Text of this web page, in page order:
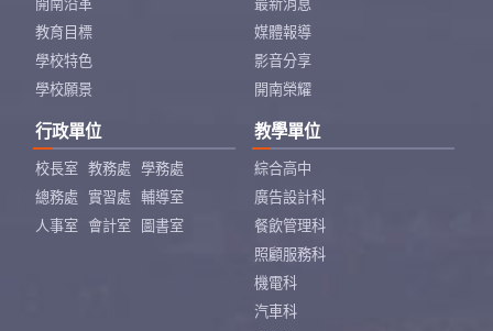
開南沿革
教育目標
學校特色
學校願景
最新消息
媒體報導
影音分享
開南榮耀
行政單位
校長室 教務處
學務處
總務處
實習處
輔導室
人事室
會計室 圖書室
教學單位
綜合高中
廣告設計科
餐飲管理科
照顧服務科
機電科
汽車科